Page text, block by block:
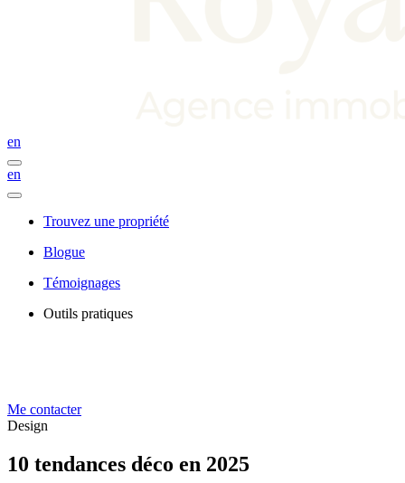
en
en
Trouvez une propriété
Blogue
Témoignages
Outils pratiques
Me contacter
Design
10 tendances déco en 2025